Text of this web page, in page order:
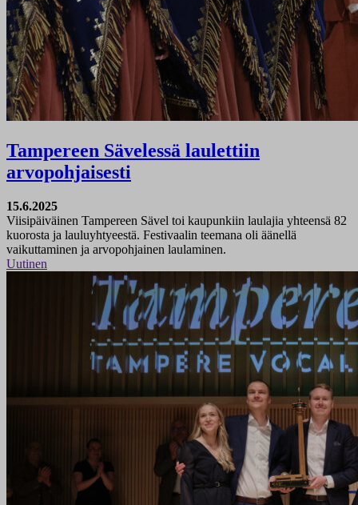
Tampereen Sävelessä laulettiin
arvopohjaisesti
15.6.2025
Viisipäiväinen Tampereen Sävel toi kaupunkiin laulajia yhteensä 82
kuorosta ja lauluyhtyeestä. Festivaalin teemana oli äänellä
vaikuttaminen ja arvopohjainen laulaminen.
Uutinen